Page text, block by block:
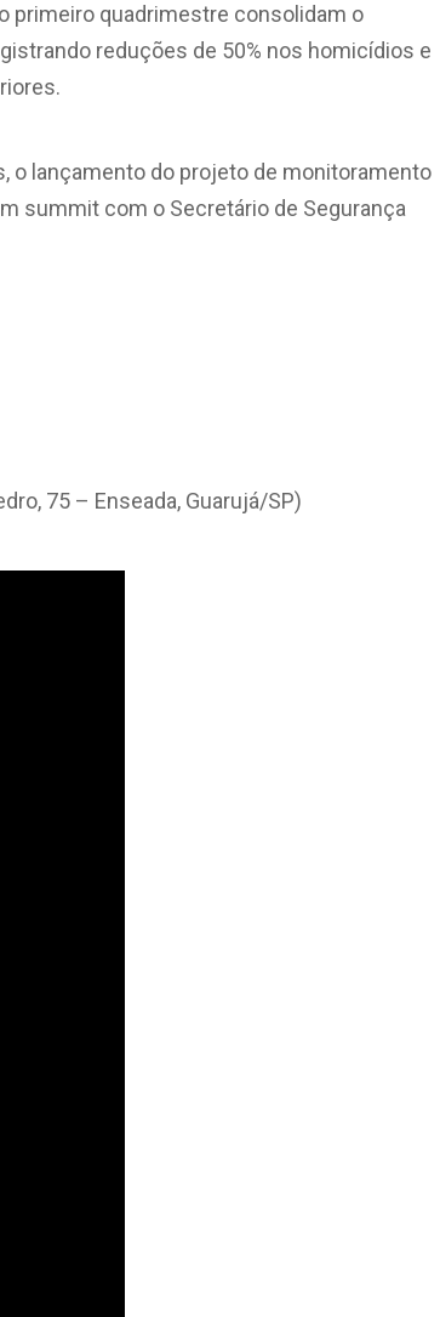
primeiro quadrimestre consolidam o
reduções de 50% nos homicídios e
o lançamento do projeto de monitoramento
summit com o Secretário de Segurança
75 – Enseada, Guarujá/SP)